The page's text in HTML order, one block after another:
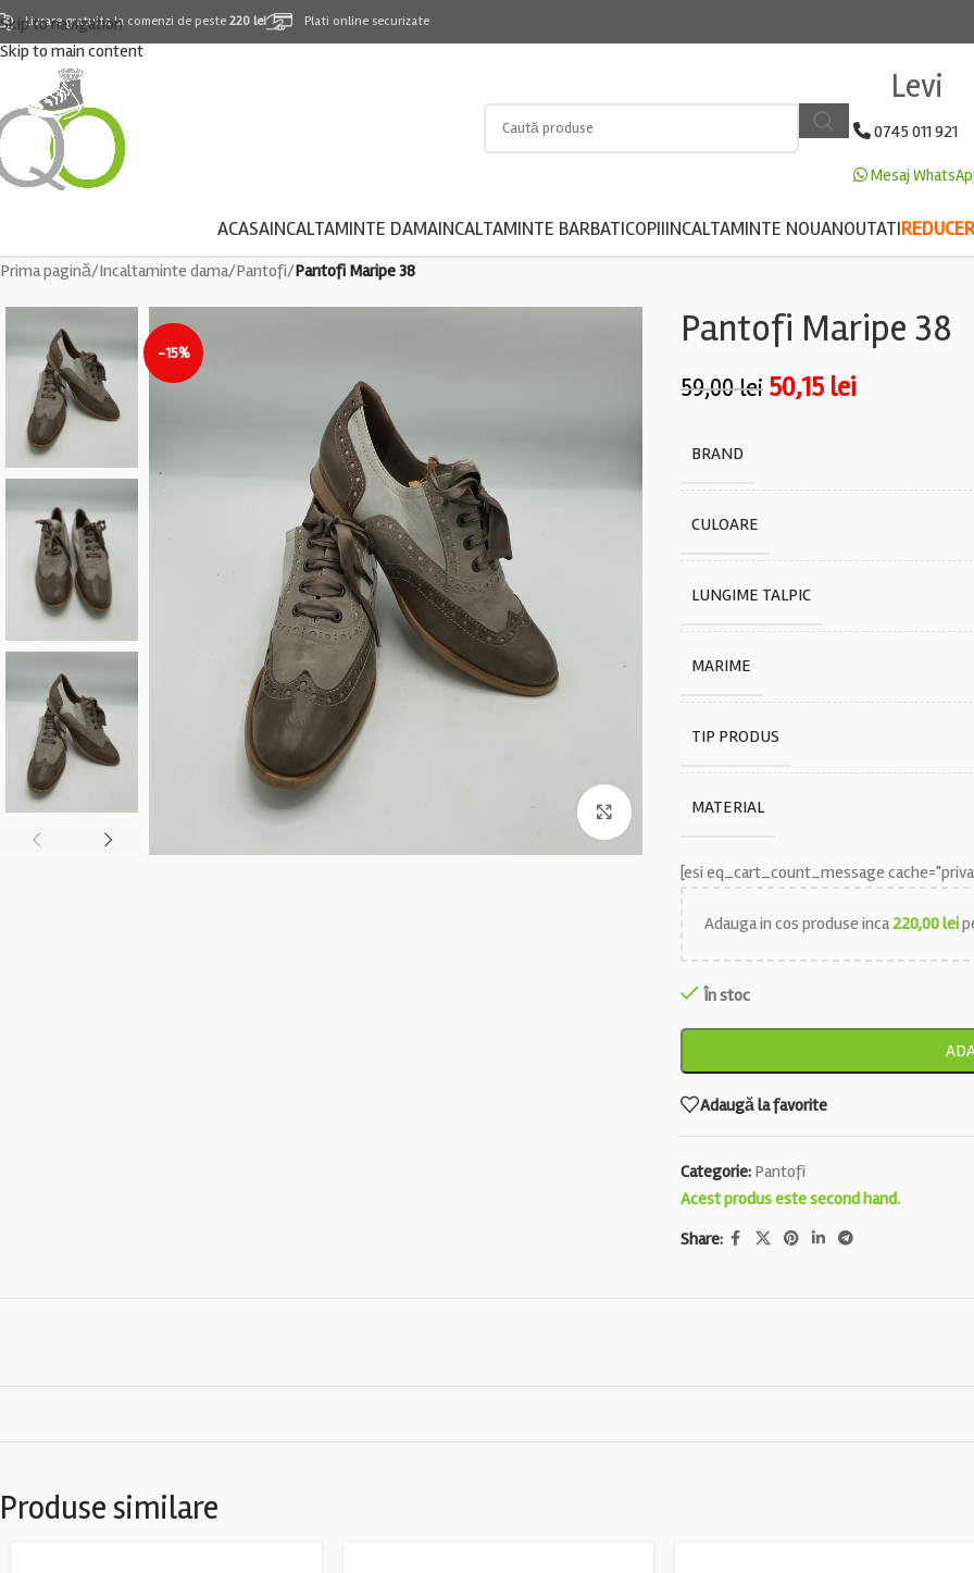
Skip to navigation
Skip to main content
Livrare gratuita la comenzi de peste 220 lei Plati online securizate
Levi
0745 011 921
Mesaj
ACASAINCALTAMINTE DAMAINCALTAMINTE BARBATICOPIIINCALTAMINTE NOUANOUTATI
Prima pagină/Incaltaminte dama/Pantofi/Pantofi Maripe 38
-15%
Faceți click pentru a mări
Pantofi Maripe 38
59,00lei 50,15 lei
BRAND
CULOARE
LUNGIME TALPIC
MARIME
TIP PRODUS
MATERIAL
[esi eq_cart_count_message
Adauga in cos produse inca220,00lei
În stoc
Adaugă la favorite
Categorie: Pantofi
Acest produs este second hand.
Share:
Produse similare